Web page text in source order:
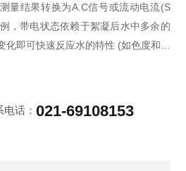
量结果转换为A.C信号或流动电流(S
，带电状态依赖于絮凝后水中多余的
即可快速反应水的特性 (如色度和浊
电话：021-69108153